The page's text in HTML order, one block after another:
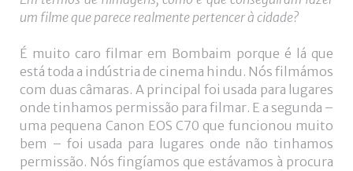
um filme que parece realmente pertencer à cidade?
É muito caro filmar em Bombaim porque é lá que
está toda a indústria de cinema hindu. Nós filmámos
com duas câmaras. A principal foi usada para lugares
onde tinhamos permissão para filmar. E a segunda –
uma pequena Canon EOS C70 que funcionou muito
bem – foi usada para lugares onde não tinhamos
permissão. Nós fingíamos que estávamos à procura